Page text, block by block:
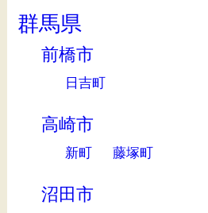
群馬県
前橋市
日吉町
高崎市
新町 藤塚町
沼田市